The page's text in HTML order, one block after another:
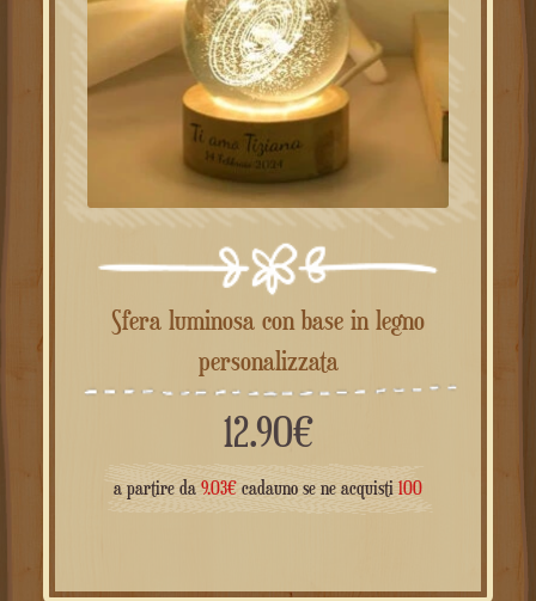
Sfera luminosa con base in legno
personalizzata
12.90€
a partire da 9.03€ cadauno se ne acquisti 100